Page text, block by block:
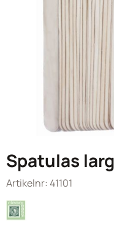
Spatulas
Artikelnr: 41101